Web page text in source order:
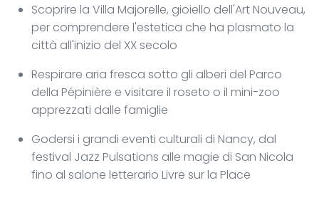
Scoprire la Villa Majorelle, gioiello dell'Art Nouveau,
per comprendere l'estetica che ha plasmato la
città all'inizio del XX secolo
Respirare aria fresca sotto gli alberi del Parco
della Pépinière e visitare il roseto o il mini-zoo
apprezzati dalle famiglie
Godersi i grandi eventi culturali di Nancy, dal
festival Jazz Pulsations alle magie di San Nicola
fino al salone letterario Livre sur la Place